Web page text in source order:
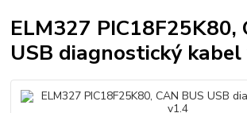
ELM327 PIC18F25K80,
USB diagnostický kabel